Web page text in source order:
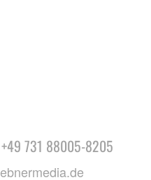
731 88005-8205